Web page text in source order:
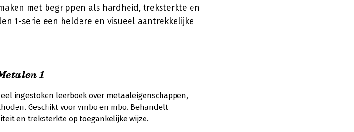
met begrippen als hardheid, treksterkte en
1-serie een heldere en visueel aantrekkelijke
1
ingestoken leerboek over metaaleigenschappen,
Geschikt voor vmbo en mbo. Behandelt
en treksterkte op toegankelijke wijze.